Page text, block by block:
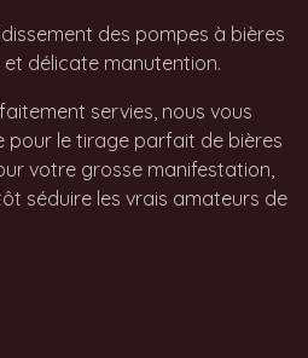
des pompes à bières
délicate manutention.
servies, nous vous
pour le tirage parfait de bières
votre grosse manifestation,
séduire les vrais amateurs de